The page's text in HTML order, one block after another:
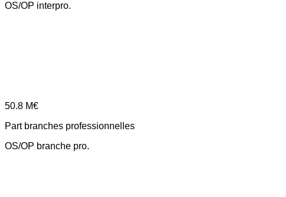
OS/OP interpro.
50.8 M€
Part branches professionnelles
OS/OP branche pro.